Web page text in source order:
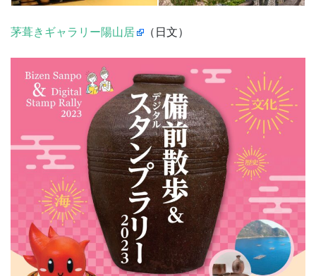
茅葺きギャラリー陽山居 （日文）